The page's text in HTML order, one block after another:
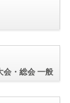
会・総会 一般
いて